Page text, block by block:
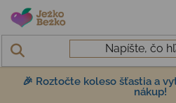
Prejsť na obsah
🎉 Roztočte koleso šťastia a
nákup!